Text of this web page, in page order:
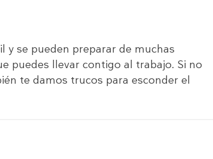
y se pueden preparar de muchas
puedes llevar contigo al trabajo. Si no
te damos trucos para esconder el